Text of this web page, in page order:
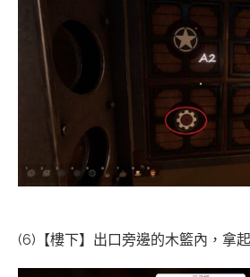
(6)【樓下】出口旁邊的木籃內，拿